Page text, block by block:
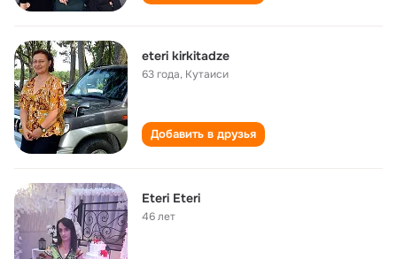
eteri kirkitadze
63 года, Кутаиси
Добавить в друзья
Eteri Eteri
46 лет